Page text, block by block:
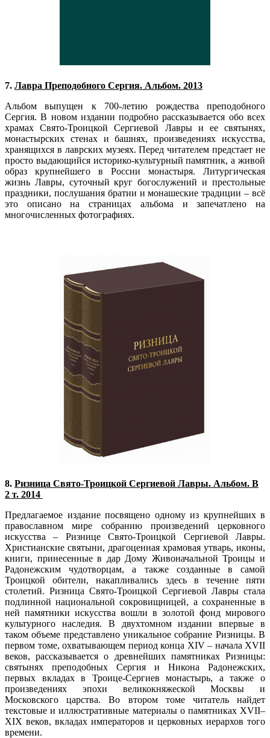
7. Лавра Преподобного Сергия. Альбом. 2013
Альбом выпущен к 700-летию рождества преподобного
Сергия. В новом издании подробно рассказывается обо всех
храмах Свято-Троицкой Сергиевой Лавры и ее святынях,
монастырских стенах и башнях, произведениях искусства,
хранящихся в лаврских музеях. Перед читателем предстает не
просто выдающийся историко-культурный памятник, а живой
образ крупнейшего в России монастыря. Литургическая
жизнь Лавры, суточный круг богослужений и престольные
праздники, послушания братии и монашеские традиции – всё
это описано на страницах альбома и запечатлено на
многочисленных фотографиях.
8. Ризница Свято-Троицкой Сергиевой Лавры. Альбом. В
2 т. 2014
Предлагаемое издание посвящено одному из крупнейших в
православном мире собранию произведений церковного
искусства – Ризнице Свято-Троицкой Сергиевой Лавры.
Христианские святыни, драгоценная храмовая утварь, иконы,
книги, принесенные в дар Дому Живоначальной Троицы и
Радонежским чудотворцам, а также созданные в самой
Троицкой обители, накапливались здесь в течение пяти
столетий. Ризница Свято-Троицкой Сергиевой Лавры стала
подлинной национальной сокровищницей, а сохраненные в
ней памятники искусства вошли в золотой фонд мирового
культурного наследия. В двухтомном издании впервые в
таком объеме представлено уникальное собрание Ризницы. В
первом томе, охватывающем период конца XIV – начала XVII
веков, рассказывается о древнейших памятниках Ризницы:
святынях преподобных Сергия и Никона Радонежских,
первых вкладах в Троице-Сергиев монастырь, а также о
произведениях эпохи великокняжеской Москвы и
Московского царства. Во втором томе читатель найдет
текстовые и иллюстративные материалы о памятниках XVII–
XIX веков, вкладах императоров и церковных иерархов того
времени.